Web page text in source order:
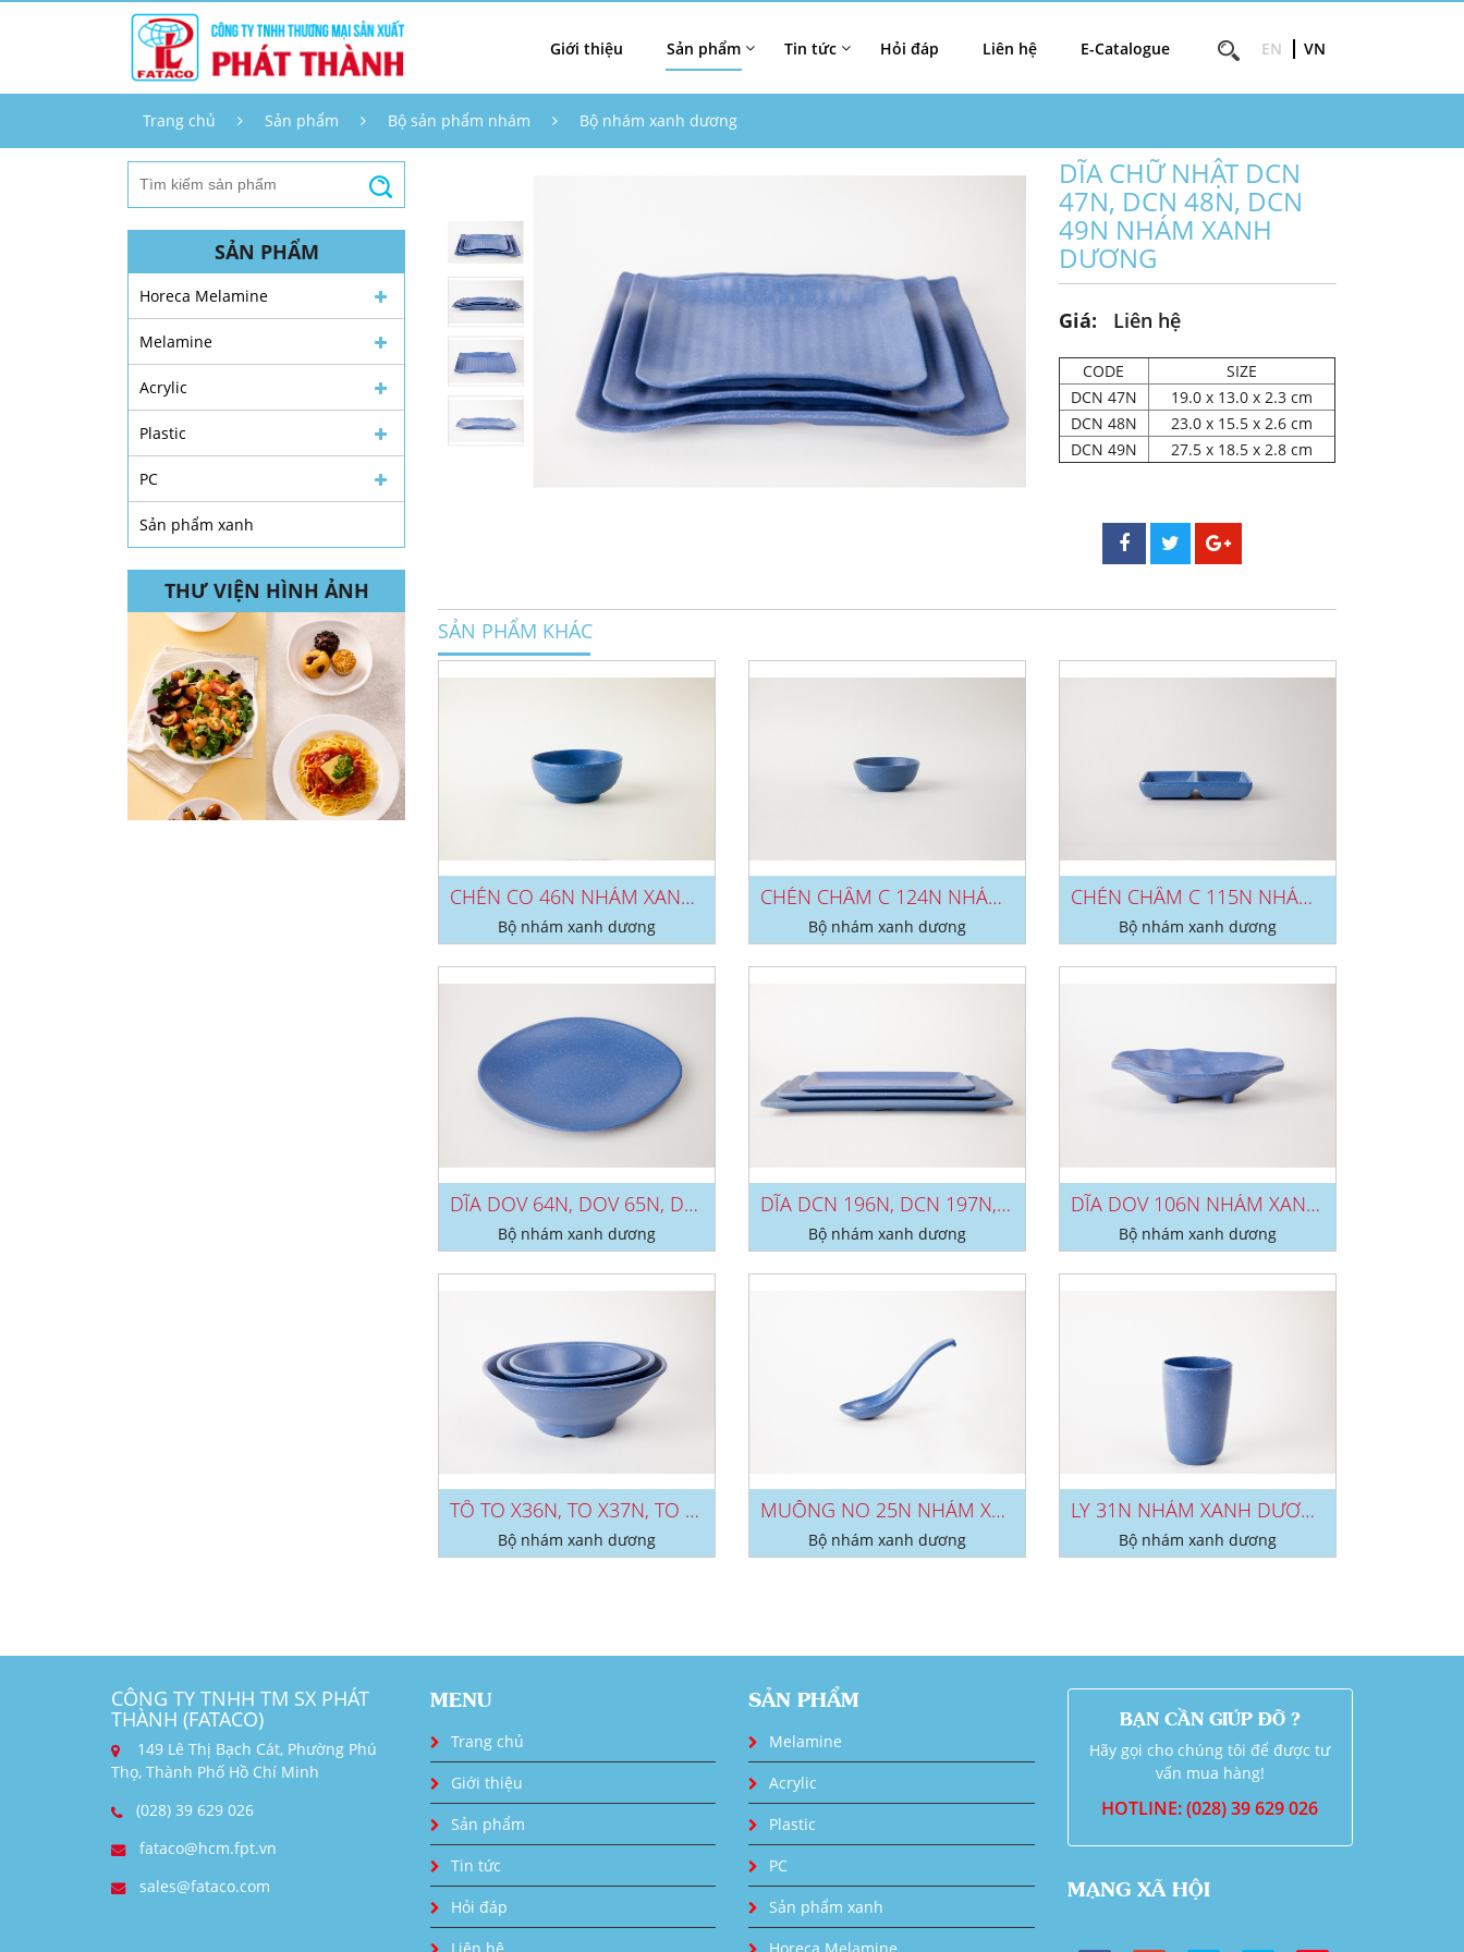
Giới thiệu Sản phẩm Tin tức Hỏi đáp Liên hệ E-Catalogue EN VN
Trang chủ Sản phẩm Bộ sản phẩm nhám Bộ nhám xanh dương
SẢN PHẨM
Horeca Melamine
Melamine
Acrylic
Plastic
PC
Sản phẩm xanh
THƯ VIỆN HÌNH ẢNH
DĨA CHỮ NHẬT DCN
47N, DCN 48N, DCN
49N NHÁM XANH
DƯƠNG
Giá: Liên hệ
CODE
SIZE
DCN 47N
19.0 x 13.0 x 2.3 cm
DCN 48N
23.0 x 15.5 x 2.6 cm
DCN 49N
27.5 x 18.5 x 2.8 cm
SẢN PHẨM KHÁC
CHÉN CO 46N NHÁM XANH DƯƠNG
Bộ nhám xanh dương
CHÉN CHẤM C 124N NHÁM XANH DƯƠNG
Bộ nhám xanh dương
CHÉN CHẤM C 115N NHÁM XANH DƯƠNG
Bộ nhám xanh dương
DĨA DOV 64N, DOV 65N, DOV 66N NHÁM...
Bộ nhám xanh dương
DĨA DCN 196N, DCN 197N, DCN 198N NHÁM...
Bộ nhám xanh dương
DĨA DOV 106N NHÁM XANH DƯƠNG
Bộ nhám xanh dương
TÔ TO X36N, TO X37N, TO X38N NHÁM...
Bộ nhám xanh dương
MUỖNG NO 25N NHÁM XANH DƯƠNG
Bộ nhám xanh dương
LY 31N NHÁM XANH DƯƠNG
Bộ nhám xanh dương
CÔNG TY TNHH TM SX PHÁT
THÀNH (FATACO)
149 Lê Thị Bạch Cát, Phường Phú
Thọ, Thành Phố Hồ Chí Minh
(028) 39 629 026
fataco@hcm.fpt.vn
sales@fataco.com
MENU
Trang chủ
Giới thiệu
Sản phẩm
Tin tức
Hỏi đáp
SẢN PHẨM
Melamine
Acrylic
Plastic
PC
Sản phẩm xanh
BẠN CẦN GIÚP ĐỠ ?
Hãy gọi cho chúng tôi để được tư
vấn mua hàng!
HOTLINE: (028) 39 629 026
MẠNG XÃ HỘI